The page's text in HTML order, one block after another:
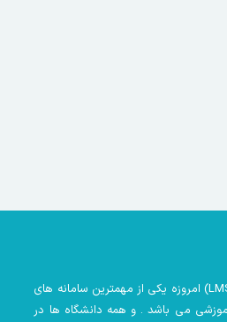
امروزه یکی از مهمترین سامانه های
می باشد . و همه دانشگاه ها در